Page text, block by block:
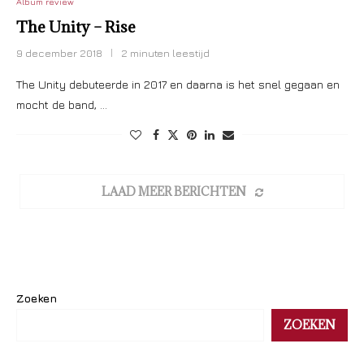
The Unity – Rise
9 december 2018 2 minuten leestijd
The Unity debuteerde in 2017 en daarna is het snel gegaan en
mocht de band, …
LAAD MEER BERICHTEN
Zoeken
ZOEKEN